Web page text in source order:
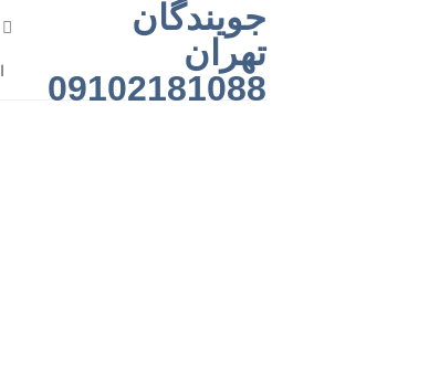
جویندگان
تهران
09102181088